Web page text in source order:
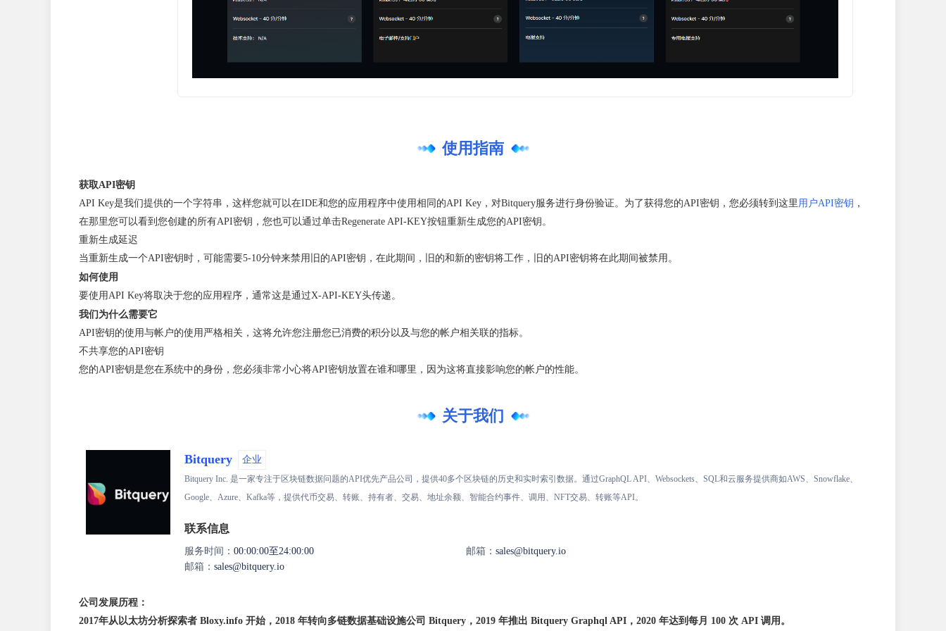
使用指南
获取API密钥
API Key是我们提供的一个字符串，这样您就可以在IDE和您的应用程序中使用相同的API Key，对Bitquery服务进行身份验证。为了获得您的API密钥，您必须转到这里 用户API密钥 ，
在那里您可以看到您创建的所有API密钥，您也可以通过单击Regenerate API-KEY按钮重新生成您的API密钥。
重新生成延迟
当重新生成一个API密钥时，可能需要5-10分钟来禁用旧的API密钥，在此期间，旧的和新的密钥将工作，旧的API密钥将在此期间被禁用。
如何使用
要使用API Key将取决于您的应用程序，通常这是通过X-API-KEY头传递。
我们为什么需要它
API密钥的使用与帐户的使用严格相关，这将允许您注册您已消费的积分以及与您的帐户相关联的指标。
不共享您的API密钥
您的API密钥是您在系统中的身份，您必须非常小心将API密钥放置在谁和哪里，因为这将直接影响您的帐户的性能。
关于我们
Bitquery 企业
Bitquery Inc. 是一家专注于区块链数据问题的API优先产品公司，提供40多个区块链的历史和实时索引数据。通过GraphQL API、Websockets、SQL和云服务提供商如AWS、Snowflake、
Google、Azure、Kafka等，提供代币交易、转账、持有者、交易、地址余额、智能合约事件、调用、NFT交易、转账等API。
联系信息
服务时间： 00:00:00至24:00:00 邮箱： sales@bitquery.io
邮箱： sales@bitquery.io
公司发展历程：
2017年从以太坊分析探索者 Bloxy.info 开始， 2018 年转向多链数据基础设施公司 Bitquery， 2019 年推出 Bitquery Graphql API， 2020 年达到每月 100 次 API 调用。